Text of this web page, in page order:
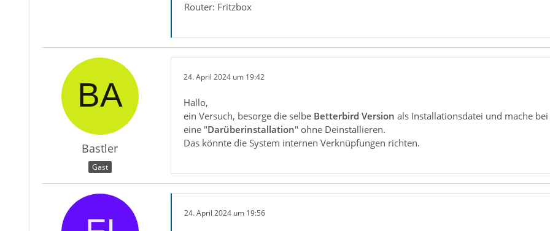
Router: Fritzbox
Bastler
Gast
24. April 2024 um 19:42
Hallo,
ein Versuch, besorge die selbe Betterbird Version als Installationsdatei und mache bei
eine "Darüberinstallation" ohne Deinstallieren.
Das könnte die System internen Verknüpfungen richten.
24. April 2024 um 19:56